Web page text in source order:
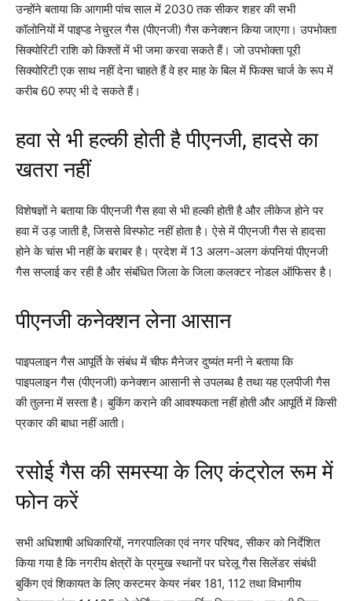
उन्होंने बताया कि आगामी पांच साल में 2030 तक सीकर शहर की सभी
कॉलोनियों में पाइप्ड नेचुरल गैस (पीएनजी) गैस कनेक्शन किया जाएगा। उपभोक्ता
सिक्योरिटी राशि को किश्तों में भी जमा करवा सकते हैं। जो उपभोक्ता पूरी
सिक्योरिटी एक साथ नहीं देना चाहते हैं वे हर माह के बिल में फिक्स चार्ज के रूप में
करीब 60 रुपए भी दे सकते हैं।
हवा से भी हल्की होती है पीएनजी, हादसे का
खतरा नहीं
विशेषज्ञों ने बताया कि पीएनजी गैस हवा से भी हल्की होती है और लीकेज होने पर
हवा में उड़ जाती है, जिससे विस्फोट नहीं होता है। ऐसे में पीएनजी गैस से हादसा
होने के चांस भी नहीं के बराबर है। प्रदेश में 13 अलग-अलग कंपनियां पीएनजी
गैस सप्लाई कर रही है और संबंधित जिला के जिला कलक्टर नोडल ऑफिसर है।
पीएनजी कनेक्शन लेना आसान
पाइपलाइन गैस आपूर्ति के संबंध में चीफ मैनेजर दुष्यंत मनी ने बताया कि
पाइपलाइन गैस (पीएनजी) कनेक्शन आसानी से उपलब्ध है तथा यह एलपीजी गैस
की तुलना में सस्ता है। बुकिंग कराने की आवश्यकता नहीं होती और आपूर्ति में किसी
प्रकार की बाधा नहीं आती।
रसोई गैस की समस्या के लिए कंट्रोल रूम में
फोन करें
सभी अधिशाषी अधिकारियों, नगरपालिका एवं नगर परिषद, सीकर को निर्देशित
किया गया है कि नगरीय क्षेत्रों के प्रमुख स्थानों पर घरेलू गैस सिलेंडर संबंधी
बुकिंग एवं शिकायत के लिए कस्टमर केयर नंबर 181, 112 तथा विभागीय